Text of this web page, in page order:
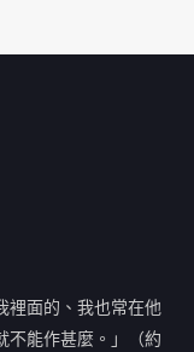
裡面的、我也常在他
不能作甚麼。」（約